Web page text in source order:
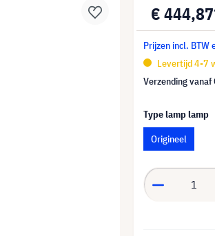
€
Prijzen incl. BTW
Levertijd 4-7
Verzending vanaf
Type lamp lamp
Origineel